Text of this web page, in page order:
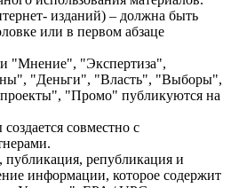
изданий) – должна быть
или в первом абзаце
"Мнение", "Экспертиза",
"Деньги", "Власть", "Выборы",
"Промо" публикуются на
совместно с
републикация и
информации, которое содержит